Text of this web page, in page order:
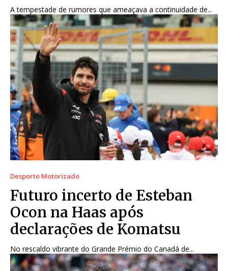
A tempestade de rumores que ameaçava a continuidade de...
Desporto Motorizado
Futuro incerto de Esteban
Ocon na Haas após
declarações de Komatsu
No rescaldo vibrante do Grande Prémio do Canadá de...